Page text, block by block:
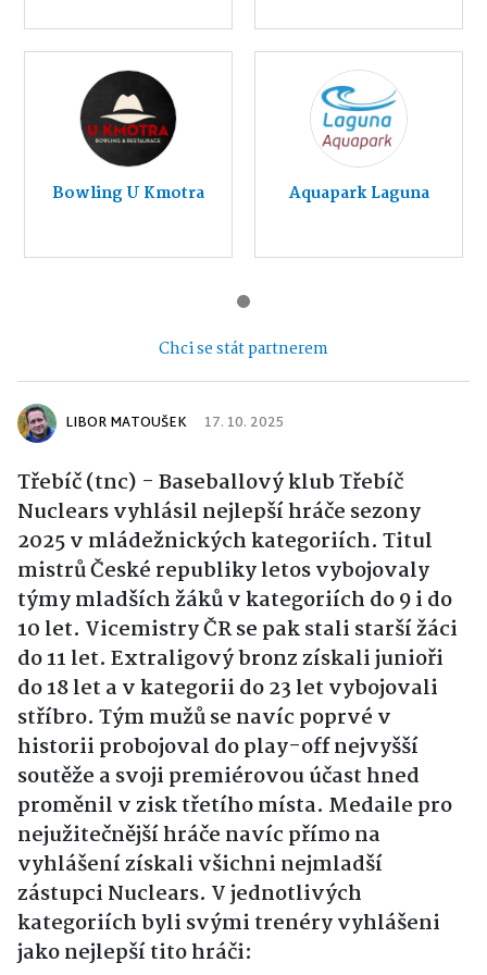
Bowling U Kmotra Aquapark Laguna
Chci se stát partnerem
LIBOR MATOUŠEK 17. 10. 2025
Třebíč (tnc) - Baseballový klub Třebíč
Nuclears vyhlásil nejlepší hráče sezony
2025 v mládežnických kategoriích. Titul
mistrů České republiky letos vybojovaly
týmy mladších žáků v kategoriích do 9 i do
10 let. Vicemistry ČR se pak stali starší žáci
do 11 let. Extraligový bronz získali junioři
do 18 let a v kategorii do 23 let vybojovali
stříbro. Tým mužů se navíc poprvé v
historii probojoval do play-off nejvyšší
soutěže a svoji premiérovou účast hned
proměnil v zisk třetího místa. Medaile pro
nejužitečnější hráče navíc přímo na
vyhlášení získali všichni nejmladší
zástupci Nuclears. V jednotlivých
kategoriích byli svými trenéry vyhlášeni
jako nejlepší tito hráči: